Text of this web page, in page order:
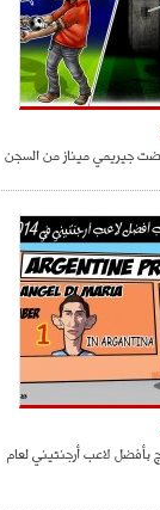
جيريمي ميناز من السجن
بأفضل لاعب أرجنتيني لعام